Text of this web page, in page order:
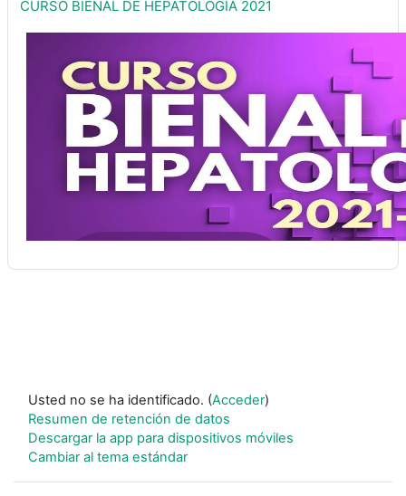
CURSO BIENAL DE HEPATOLOGÍA 2021
Usted no se ha identificado. (Acceder)
Resumen de retención de datos
Descargar la app para dispositivos móviles
Cambiar al tema estándar